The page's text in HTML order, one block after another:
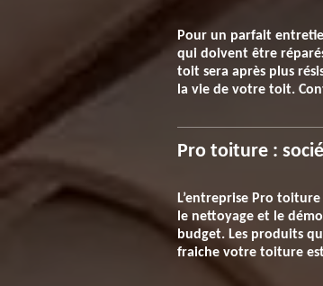
Pour un parfait
qui doivent être
toit sera après plus
la vie de votre toit.
Pro toiture :
L’entreprise Pro
le nettoyage et le
budget. Les produits
fraiche votre toiture